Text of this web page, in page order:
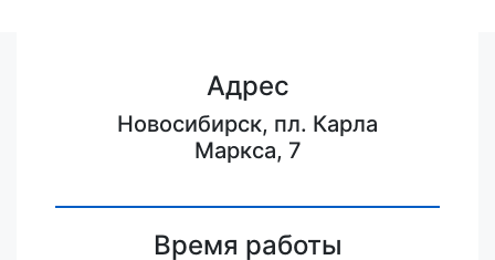
Адрес
Новосибирск, пл. Карла
Маркса, 7
Время работы